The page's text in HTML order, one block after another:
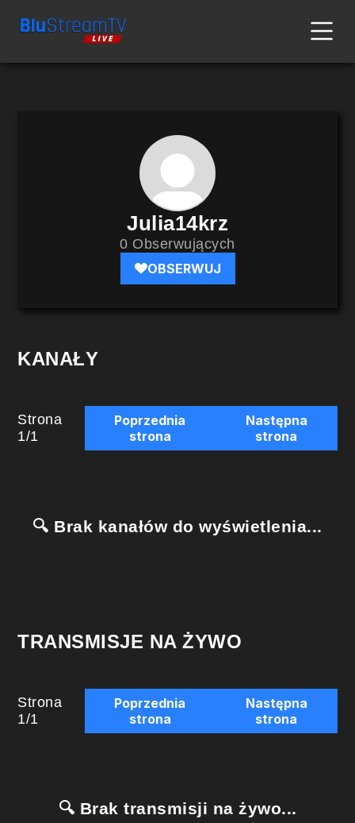
Julia14krz
0 Obserwujących
OBSERWUJ
KANAŁY
Strona
1/1
Poprzednia
strona
Następna
strona
🔍 Brak kanałów do wyświetlenia...
TRANSMISJE NA ŻYWO
Strona
1/1
Poprzednia
strona
Następna
strona
🔍 Brak transmisji na żywo...